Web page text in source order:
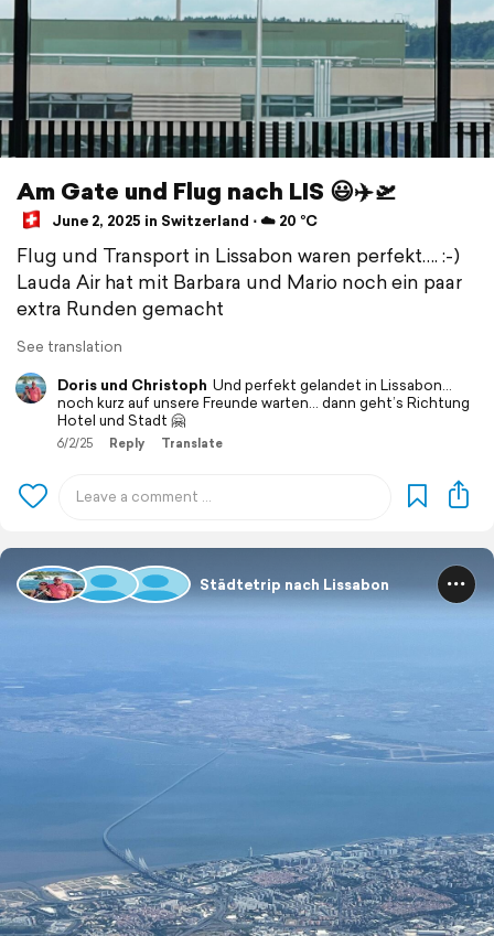
Am Gate und Flug nach LIS 😃✈️🛫
June 2, 2025 in Switzerland ⋅ ☁️ 20 °C
Flug und Transport in Lissabon waren perfekt…. :-)
Lauda Air hat mit Barbara und Mario noch ein paar
extra Runden gemacht
See translation
Doris und Christoph Und perfekt gelandet in Lissabon…
noch kurz auf unsere Freunde warten… dann geht’s Richtung
Hotel und Stadt 🤗
6/2/25 Reply Translate
Städtetrip nach Lissabon